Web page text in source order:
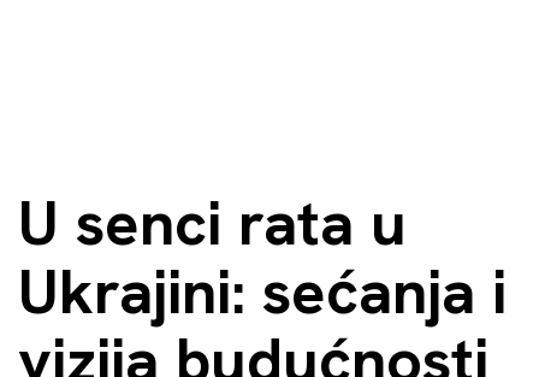
U senci rata u
Ukrajini: sećanja i
vizija budućnosti